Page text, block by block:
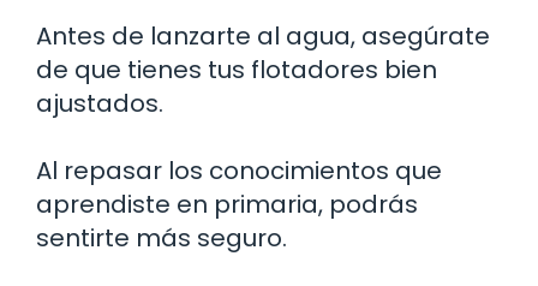
Antes de lanzarte al agua, asegúrate
de que tienes tus flotadores bien
ajustados.
Al repasar los conocimientos que
aprendiste en primaria, podrás
sentirte más seguro.